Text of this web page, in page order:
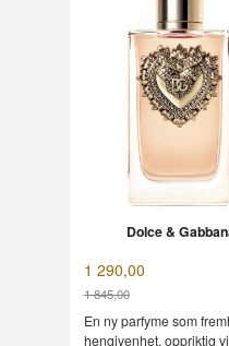
Dolce &
1 290,00
1 845,00
Rabatt
En ny parfyme som
hengivenhet, oppriktig